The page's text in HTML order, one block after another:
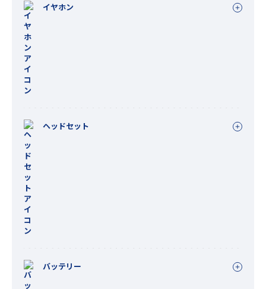
イヤホン
ヘッドセット
バッテリー